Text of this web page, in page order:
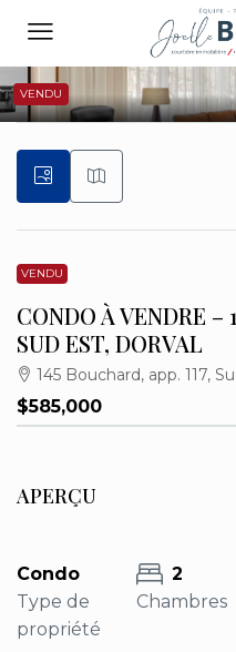
VENDU
VENDU
CONDO À VENDRE –
SUD EST, DORVAL
145 Bouchard, app. 117,
$585,000
APERÇU
Condo
Type de
propriété
2
Chambres